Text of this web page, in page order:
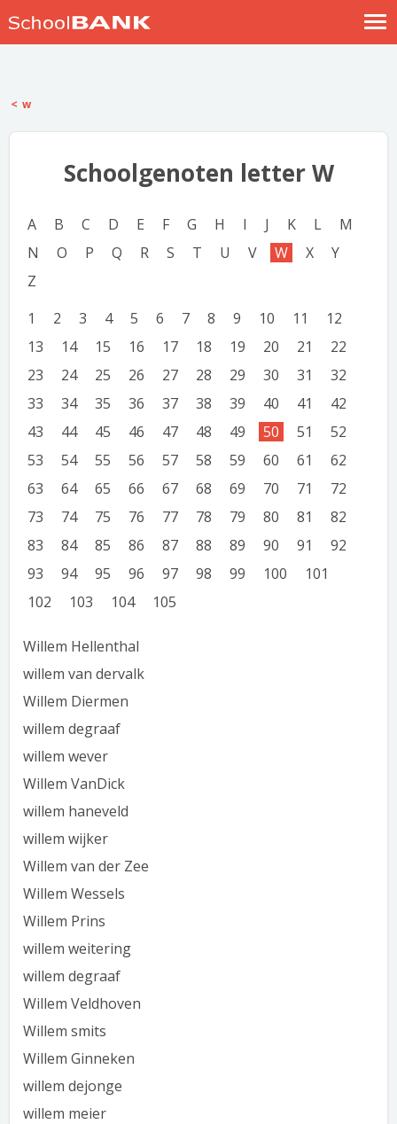
Help
w
Schoolgenoten letter W
A B C D E F G H I J K L
M
N
O P Q R S T U V W X
Y
Z
1
2 3 4 5 6 7 8 9 10 11
12
13
14 15 16 17 18 19 20 21
22
23
24 25 26 27 28 29 30 31
32
33
34 35 36 37 38 39 40 41
42
43
44 45 46 47 48 49 50 51
52
53
54 55 56 57 58 59 60 61
62
63
64 65 66 67 68 69 70 71
72
73
74 75 76 77 78 79 80 81
82
83
84 85 86 87 88 89 90 91
92
93
94 95 96 97 98 99 100
101
102
103 104 105
Willem Hellenthal
willem van dervalk
Willem Diermen
willem degraaf
willem wever
Willem VanDick
willem haneveld
willem wijker
Willem van der Zee
Willem Wessels
Willem Prins
willem weitering
willem degraaf
Willem Veldhoven
Willem smits
Willem Ginneken
willem dejonge
willem meier